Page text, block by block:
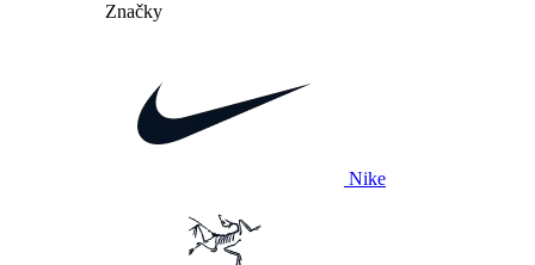
Značky
Nike